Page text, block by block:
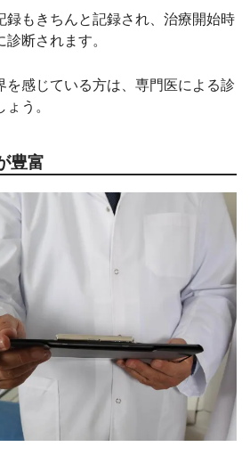
録もきちんと記録され、治療開始時
断されます。
を感じている方は、専門医による診
う。
豊富